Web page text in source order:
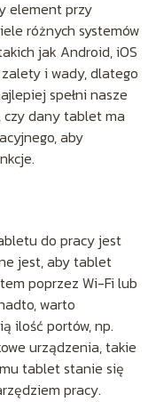
element przy
różnych systemów
jak Android, iOS
i wady, dlatego
spełni nasze
czy dany tablet ma
aby
do pracy jest
jest, aby tablet
poprzez Wi-Fi lub
warto
ilość portów, np.
urządzenia, takie
tablet stanie się
pracy.